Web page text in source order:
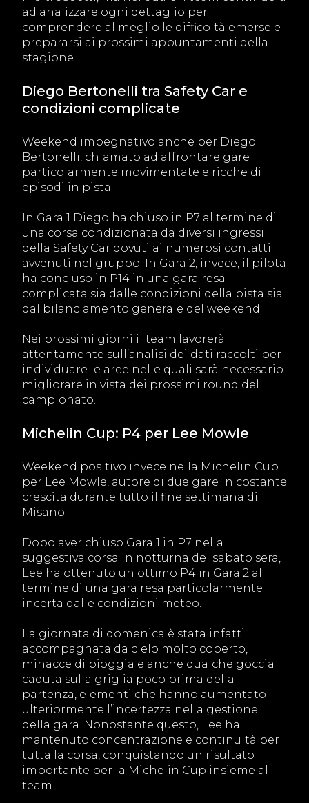
ad analizzare ogni dettaglio per
comprendere al meglio le difficoltà emerse e
prepararsi ai prossimi appuntamenti della
stagione.
Diego Bertonelli tra Safety Car e
condizioni complicate
Weekend impegnativo anche per Diego
Bertonelli, chiamato ad affrontare gare
particolarmente movimentate e ricche di
episodi in pista.
In Gara 1 Diego ha chiuso in P7 al termine di
una corsa condizionata da diversi ingressi
della Safety Car dovuti ai numerosi contatti
avvenuti nel gruppo. In Gara 2, invece, il pilota
ha concluso in P14 in una gara resa
complicata sia dalle condizioni della pista sia
dal bilanciamento generale del weekend.
Nei prossimi giorni il team lavorerà
attentamente sull’analisi dei dati raccolti per
individuare le aree nelle quali sarà necessario
migliorare in vista dei prossimi round del
campionato.
Michelin Cup: P4 per Lee Mowle
Weekend positivo invece nella Michelin Cup
per Lee Mowle, autore di due gare in costante
crescita durante tutto il fine settimana di
Misano.
Dopo aver chiuso Gara 1 in P7 nella
suggestiva corsa in notturna del sabato sera,
Lee ha ottenuto un ottimo P4 in Gara 2 al
termine di una gara resa particolarmente
incerta dalle condizioni meteo.
La giornata di domenica è stata infatti
accompagnata da cielo molto coperto,
minacce di pioggia e anche qualche goccia
caduta sulla griglia poco prima della
partenza, elementi che hanno aumentato
ulteriormente l’incertezza nella gestione
della gara. Nonostante questo, Lee ha
mantenuto concentrazione e continuità per
tutta la corsa, conquistando un risultato
importante per la Michelin Cup insieme al
team.